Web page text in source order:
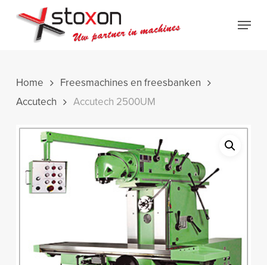
Menu
Home
Freesmachines en freesbanken
Accutech
Accutech 2500UM